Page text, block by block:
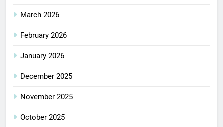
March 2026
February 2026
January 2026
December 2025
November 2025
October 2025